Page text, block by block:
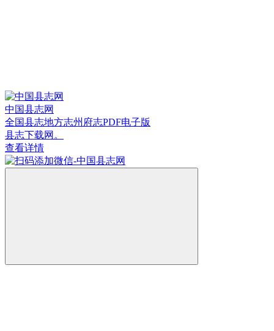
中国县志网
全国县志地方志州府志PDF电子版
县志下载网。
查看详情